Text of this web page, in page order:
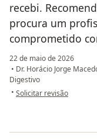
recebi.
procura um
comprometido
22 de maio de 2026
• Dr. Horácio Jorge
Digestivo
• na opinião do utilizador
Solicitar revisão